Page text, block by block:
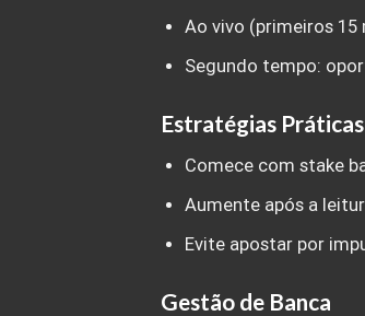
Ao vivo (primeiros
Segundo tempo:
Estratégias Práticas
Comece com stake
Aumente após a
Evite apostar por
Gestão de Banca